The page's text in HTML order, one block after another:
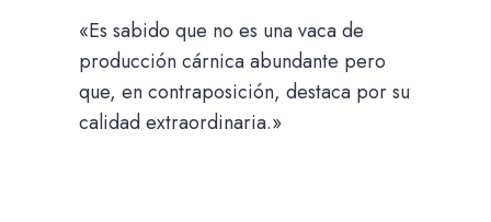
«Es sabido que no es una vaca de
producción cárnica abundante pero
que, en contraposición, destaca por su
calidad extraordinaria.»